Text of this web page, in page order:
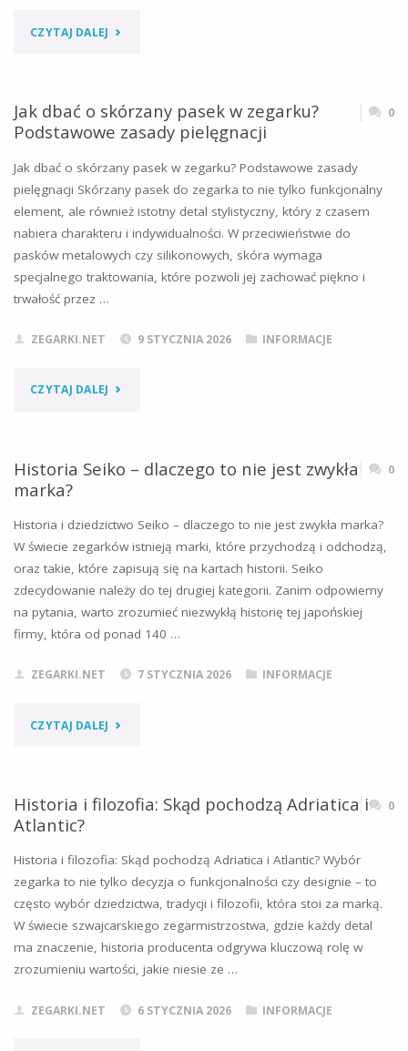
CZYTAJ DALEJ "JAK
SIĘ
HISTORIA
CASIO?
POCZĄTKI
WIZJONERSCY
Jak dbać o skórzany pasek w zegarku?
Podstawowe zasady pielęgnacji
0
Jak dbać o skórzany pasek w zegarku? Podstawowe zasady
pielęgnacji Skórzany pasek do zegarka to nie tylko funkcjonalny
element, ale również istotny detal stylistyczny, który z czasem
nabiera charakteru i indywidualności. W przeciwieństwie do
pasków metalowych czy silikonowych, skóra wymaga
specjalnego traktowania, które pozwoli jej zachować piękno i
trwałość przez …
ZEGARKI.NET 9 STYCZNIA 2026 INFORMACJE
CZYTAJ DALEJ "JAK
O
PASEK
W
ZEGARKU?
PODSTAWOWE
ZASADY
Historia Seiko – dlaczego to nie jest zwykła
marka?
0
Historia i dziedzictwo Seiko – dlaczego to nie jest zwykła marka?
W świecie zegarków istnieją marki, które przychodzą i odchodzą,
oraz takie, które zapisują się na kartach historii. Seiko
zdecydowanie należy do tej drugiej kategorii. Zanim odpowiemy
na pytania, warto zrozumieć niezwykłą historię tej japońskiej
firmy, która od ponad 140 …
ZEGARKI.NET 7 STYCZNIA 2026 INFORMACJE
CZYTAJ DALEJ "HISTORIA
TO
NIE
JEST
ZWYKŁA
MARKA?"
Historia i filozofia: Skąd pochodzą Adriatica i
Atlantic?
0
Historia i filozofia: Skąd pochodzą Adriatica i Atlantic? Wybór
zegarka to nie tylko decyzja o funkcjonalności czy designie – to
często wybór dziedzictwa, tradycji i filozofii, która stoi za marką.
W świecie szwajcarskiego zegarmistrzostwa, gdzie każdy detal
ma znaczenie, historia producenta odgrywa kluczową rolę w
zrozumieniu wartości, jakie niesie ze …
ZEGARKI.NET 6 STYCZNIA 2026 INFORMACJE